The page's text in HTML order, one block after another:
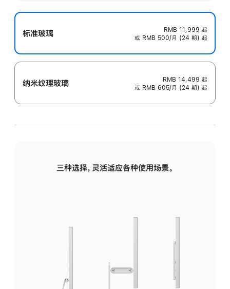
标准玻璃 RMB 11,999 起
或 RMB 500/月 (24 期) 起
纳米纹理玻璃 RMB 14,499 起
或 RMB 605/月 (24 期) 起
三种选择，灵活适应各种使用场景。